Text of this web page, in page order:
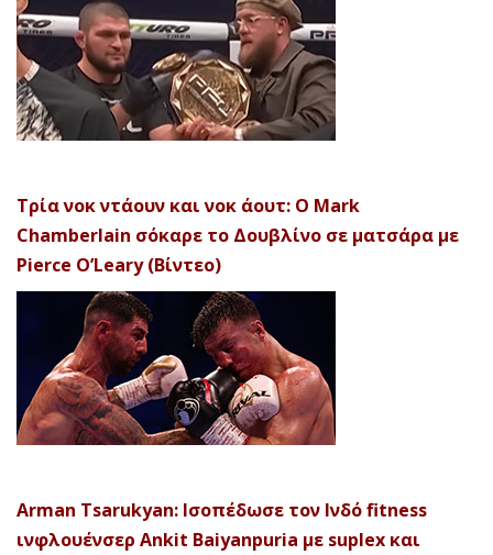
Τρία νοκ ντάουν και νοκ άουτ: Ο Mark
Chamberlain σόκαρε το Δουβλίνο σε ματσάρα με
Pierce O’Leary (Βίντεο)
Arman Tsarukyan: Ισοπέδωσε τον Ινδό fitness
ινφλουένσερ Ankit Baiyanpuria με suplex και